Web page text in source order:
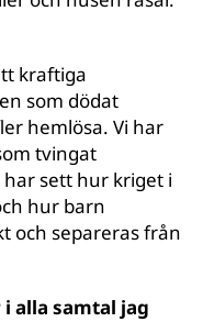
kraftiga
som dödat
hemlösa. Vi har
tvingat
sett hur kriget i
hur barn
och separeras från
alla samtal jag